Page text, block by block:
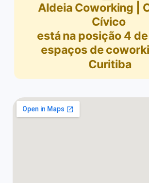
Aldeia Coworking |
Cívico
está na posição 4 de
espaços de
Curitiba